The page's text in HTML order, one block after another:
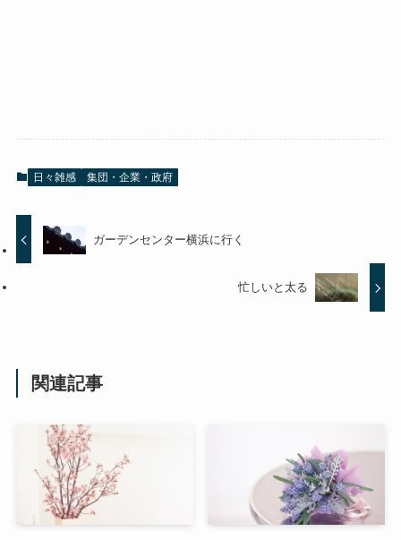
日々雑感 集団・企業・政府
ガーデンセンター横浜に行く
忙しいと太る
関連記事